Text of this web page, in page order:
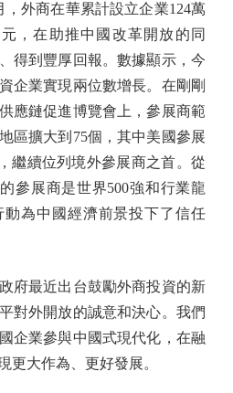
外商在華累計設立企業124萬
，在助推中國改革開放的同
得到豐厚回報。數據顯示，今
企業實現兩位數增長。在剛剛
應鏈促進博覽會上，參展商範
區擴大到75個，其中美國參展
繼續位列境外參展商之首。從
參展商是世界500強和行業龍
為中國經濟前景投下了信任
最近出台鼓勵外商投資的新
對外開放的誠意和決心。我們
企業參與中國式現代化，在融
更大作為、更好發展。